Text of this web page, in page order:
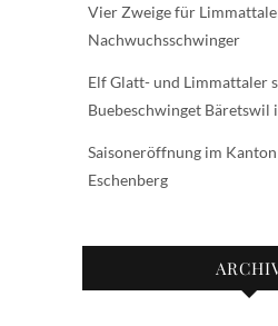
Vier Zweige für
Nachwuchsschwinger
Elf Glatt- und Limmattaler
Buebeschwinget Bäretswil
Saisoneröffnung im
Eschenberg